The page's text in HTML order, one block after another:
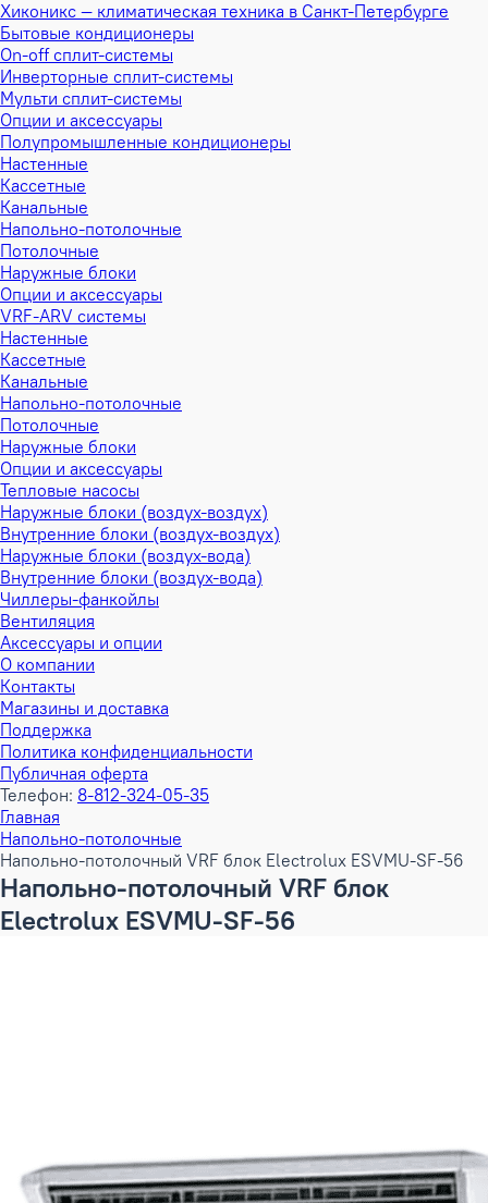
Хиконикс — климатическая техника в Санкт-Петербурге
Бытовые кондиционеры
On-off сплит-системы
Инверторные сплит-системы
Мульти сплит-системы
Опции и аксессуары
Полупромышленные кондиционеры
Настенные
Кассетные
Канальные
Напольно-потолочные
Потолочные
Наружные блоки
Опции и аксессуары
VRF-ARV системы
Настенные
Кассетные
Канальные
Напольно-потолочные
Потолочные
Наружные блоки
Опции и аксессуары
Тепловые насосы
Наружные блоки (воздух-воздух)
Внутренние блоки (воздух-воздух)
Наружные блоки (воздух-вода)
Внутренние блоки (воздух-вода)
Чиллеры-фанкойлы
Вентиляция
Аксессуары и опции
О компании
Контакты
Магазины и доставка
Поддержка
Политика конфиденциальности
Публичная оферта
Телефон: 8-812-324-05-35
Главная
Напольно-потолочные
Напольно-потолочный VRF блок Electrolux ESVMU-SF-56
Напольно-потолочный VRF блок
Electrolux ESVMU-SF-56